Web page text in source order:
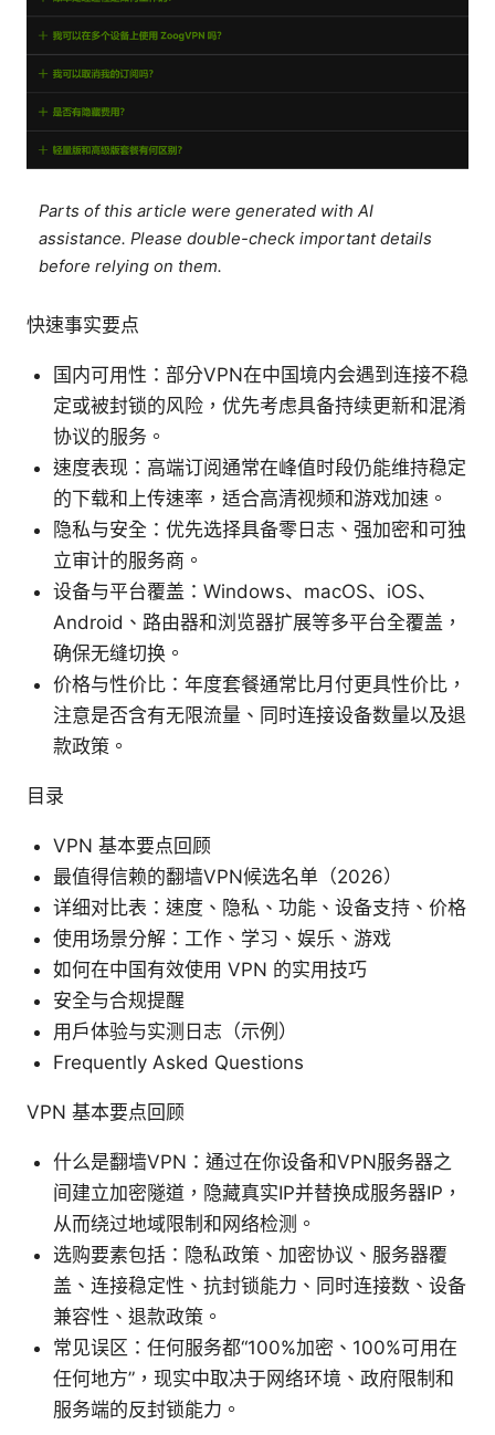
Parts of this article were generated with AI
assistance. Please double-check important details
before relying on them.
快速事实要点
国内可用性：部分VPN在中国境内会遇到连接不稳
定或被封锁的风险，优先考虑具备持续更新和混淆
协议的服务。
速度表现：高端订阅通常在峰值时段仍能维持稳定
的下载和上传速率，适合高清视频和游戏加速。
隐私与安全：优先选择具备零日志、强加密和可独
立审计的服务商。
设备与平台覆盖：Windows、macOS、iOS、
Android、路由器和浏览器扩展等多平台全覆盖，
确保无缝切换。
价格与性价比：年度套餐通常比月付更具性价比，
注意是否含有无限流量、同时连接设备数量以及退
款政策。
目录
VPN 基本要点回顾
最值得信赖的翻墙VPN候选名单（2026）
详细对比表：速度、隐私、功能、设备支持、价格
使用场景分解：工作、学习、娱乐、游戏
如何在中国有效使用 VPN 的实用技巧
安全与合规提醒
用户体验与实测日志（示例）
Frequently Asked Questions
VPN 基本要点回顾
什么是翻墙VPN：通过在你设备和VPN服务器之
间建立加密隧道，隐藏真实IP并替换成服务器IP，
从而绕过地域限制和网络检测。
选购要素包括：隐私政策、加密协议、服务器覆
盖、连接稳定性、抗封锁能力、同时连接数、设备
兼容性、退款政策。
常见误区：任何服务都“100%加密、100%可用在
任何地方”，现实中取决于网络环境、政府限制和
服务端的反封锁能力。